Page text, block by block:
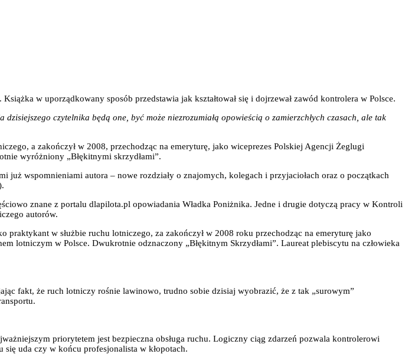
w uporządkowany sposób przedstawia jak kształtował się i dojrzewał zawód kontrolera w Polsce.
czytelnika będą one, być może niezrozumiałą opowieścią o zamierzchłych czasach, ale tak
a zakończył w 2008, przechodząc na emeryturę, jako wiceprezes Polskiej Agencji Żeglugi
wyróżniony „Błękitnymi skrzydłami”.
wspomnieniami autora – nowe rozdziały o znajomych, kolegach i przyjaciołach oraz o początkach
znane z portalu dlapilota.pl opowiadania Władka Poniżnika. Jedne i drugie dotyczą pracy w Kontroli
autorów.
w służbie ruchu lotniczego, za zakończył w 2008 roku przechodząc na emeryturę jako
lotniczym w Polsce. Dwukrotnie odznaczony „Błękitnym Skrzydłami”. Laureat plebiscytu na człowieka
fakt, że ruch lotniczy rośnie lawinowo, trudno sobie dzisiaj wyobrazić, że z tak „surowym”
priorytetem jest bezpieczna obsługa ruchu. Logiczny ciąg zdarzeń pozwala kontrolerowi
uda czy w końcu profesjonalista w kłopotach.